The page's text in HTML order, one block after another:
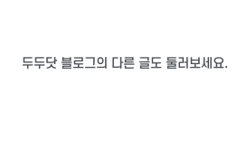
두두닷 블로그의 다른 글도 둘러보세요.